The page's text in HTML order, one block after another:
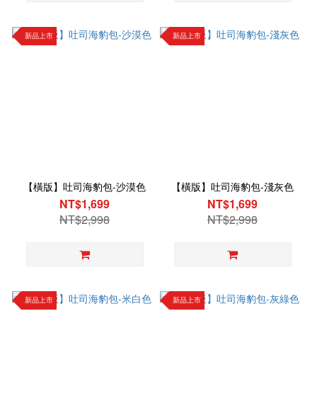
新品上市
【橫版】吐司海豹包-沙漠色
NT$1,699
NT$2,998
新品上市
【橫版】吐司海豹包-淺灰色
NT$1,699
NT$2,998
新品上市 新品上市